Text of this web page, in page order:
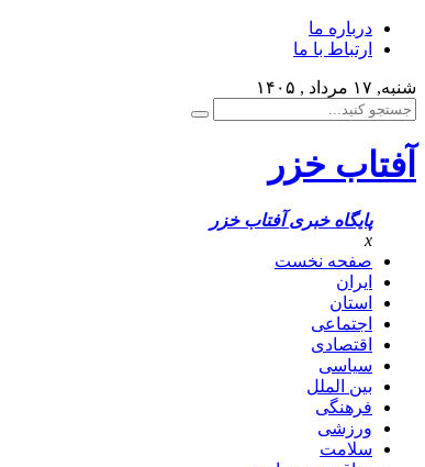
درباره ما
ارتباط با ما
شنبه, ۱۷ مرداد , ۱۴۰۵
آفتاب خزر
پایگاه خبری آفتاب خزر
x
صفحه نخست
ایران
استان
اجتماعی
اقتصادی
سیاسی
بین الملل
فرهنگی
ورزشی
سلامت